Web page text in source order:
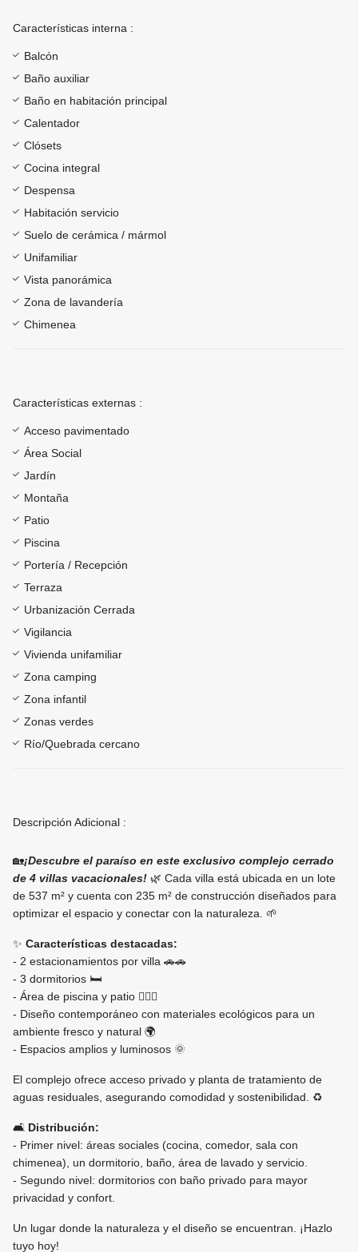
Características interna :
Balcón
Baño auxiliar
Baño en habitación principal
Calentador
Clósets
Cocina integral
Despensa
Habitación servicio
Suelo de cerámica / mármol
Unifamiliar
Vista panorámica
Zona de lavandería
Chimenea
Características externas :
Acceso pavimentado
Área Social
Jardín
Montaña
Patio
Piscina
Portería / Recepción
Terraza
Urbanización Cerrada
Vigilancia
Vivienda unifamiliar
Zona camping
Zona infantil
Zonas verdes
Río/Quebrada cercano
Descripción Adicional :
🏡¡Descubre el paraíso en este exclusivo complejo cerrado
de 4 villas vacacionales! 🌿 Cada villa está ubicada en un lote
de 537 m² y cuenta con 235 m² de construcción diseñados para
optimizar el espacio y conectar con la naturaleza. 🌱
✨ Características destacadas:
- 2 estacionamientos por villa 🚗🚗
- 3 dormitorios 🛏️
- Área de piscina y patio 🏊‍♂️🌳
- Diseño contemporáneo con materiales ecológicos para un
ambiente fresco y natural 🌍
- Espacios amplios y luminosos 🌞
El complejo ofrece acceso privado y planta de tratamiento de
aguas residuales, asegurando comodidad y sostenibilidad. ♻️
🛋️ Distribución:
- Primer nivel: áreas sociales (cocina, comedor, sala con
chimenea), un dormitorio, baño, área de lavado y servicio.
- Segundo nivel: dormitorios con baño privado para mayor
privacidad y confort.
Un lugar donde la naturaleza y el diseño se encuentran. ¡Hazlo
tuyo hoy!